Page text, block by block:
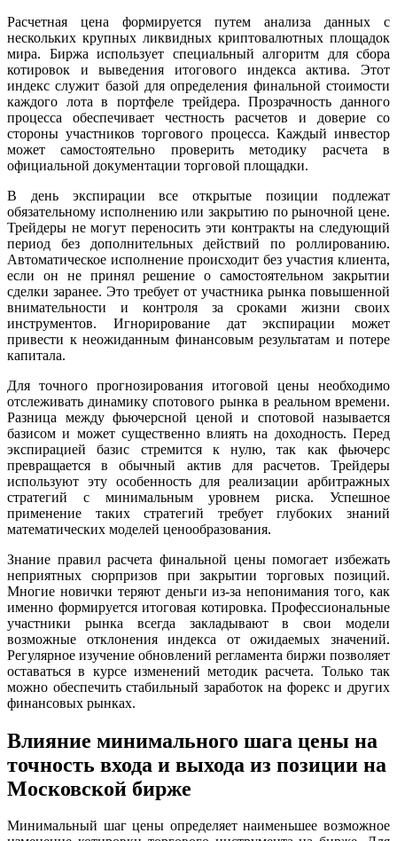
Расчетная цена формируется путем анализа данных с
нескольких крупных ликвидных криптовалютных площадок
мира. Биржа использует специальный алгоритм для сбора
котировок и выведения итогового индекса актива. Этот
индекс служит базой для определения финальной стоимости
каждого лота в портфеле трейдера. Прозрачность данного
процесса обеспечивает честность расчетов и доверие со
стороны участников торгового процесса. Каждый инвестор
может самостоятельно проверить методику расчета в
официальной документации торговой площадки.
В день экспирации все открытые позиции подлежат
обязательному исполнению или закрытию по рыночной цене.
Трейдеры не могут переносить эти контракты на следующий
период без дополнительных действий по роллированию.
Автоматическое исполнение происходит без участия клиента,
если он не принял решение о самостоятельном закрытии
сделки заранее. Это требует от участника рынка повышенной
внимательности и контроля за сроками жизни своих
инструментов. Игнорирование дат экспирации может
привести к неожиданным финансовым результатам и потере
капитала.
Для точного прогнозирования итоговой цены необходимо
отслеживать динамику спотового рынка в реальном времени.
Разница между фьючерсной ценой и спотовой называется
базисом и может существенно влиять на доходность. Перед
экспирацией базис стремится к нулю, так как фьючерс
превращается в обычный актив для расчетов. Трейдеры
используют эту особенность для реализации арбитражных
стратегий с минимальным уровнем риска. Успешное
применение таких стратегий требует глубоких знаний
математических моделей ценообразования.
Знание правил расчета финальной цены помогает избежать
неприятных сюрпризов при закрытии торговых позиций.
Многие новички теряют деньги из-за непонимания того, как
именно формируется итоговая котировка. Профессиональные
участники рынка всегда закладывают в свои модели
возможные отклонения индекса от ожидаемых значений.
Регулярное изучение обновлений регламента биржи позволяет
оставаться в курсе изменений методик расчета. Только так
можно обеспечить стабильный заработок на форекс и других
финансовых рынках.
Влияние минимального шага цены на
точность входа и выхода из позиции на
Московской бирже
Минимальный шаг цены определяет наименьшее возможное